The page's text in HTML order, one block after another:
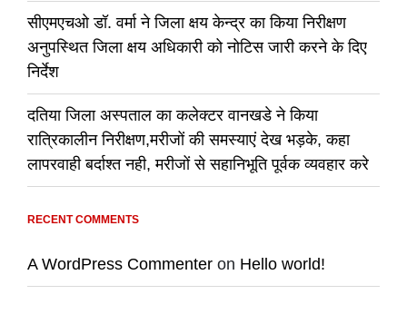
सीएमएचओ डॉ. वर्मा ने जिला क्षय केन्द्र का किया निरीक्षण
अनुपस्थित जिला क्षय अधिकारी को नोटिस जारी करने के दिए
निर्देश
दतिया जिला अस्पताल का कलेक्टर वानखडे ने किया
रात्रिकालीन निरीक्षण,मरीजों की समस्याएं देख भड़के, कहा
लापरवाही बर्दाश्त नही, मरीजों से सहानिभूति पूर्वक व्यवहार करे
RECENT COMMENTS
A WordPress Commenter on Hello world!